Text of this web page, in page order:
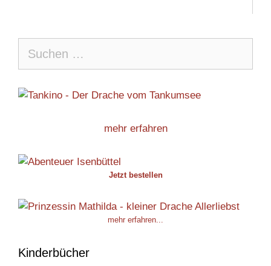
nach:
mehr erfahren
Jetzt bestellen
mehr erfahren...
Kinderbücher